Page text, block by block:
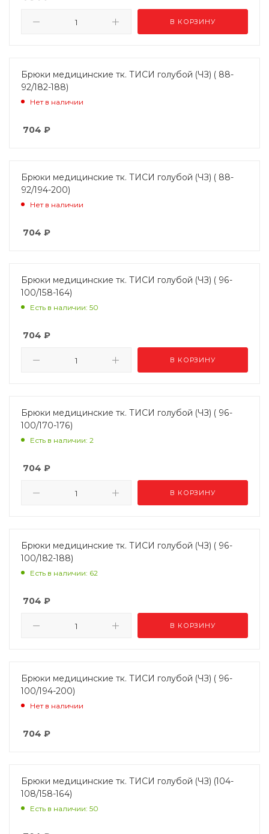
В КОРЗИНУ
Брюки медицинские тк. ТИСИ голубой (ЧЗ) ( 88-
92/182-188)
Нет в наличии
704 ₽
Брюки медицинские тк. ТИСИ голубой (ЧЗ) ( 88-
92/194-200)
Нет в наличии
704 ₽
Брюки медицинские тк. ТИСИ голубой (ЧЗ) ( 96-
100/158-164)
Есть в наличии: 50
704 ₽
В КОРЗИНУ
Брюки медицинские тк. ТИСИ голубой (ЧЗ) ( 96-
100/170-176)
Есть в наличии: 2
704 ₽
В КОРЗИНУ
Брюки медицинские тк. ТИСИ голубой (ЧЗ) ( 96-
100/182-188)
Есть в наличии: 62
704 ₽
В КОРЗИНУ
Брюки медицинские тк. ТИСИ голубой (ЧЗ) ( 96-
100/194-200)
Нет в наличии
704 ₽
Брюки медицинские тк. ТИСИ голубой (ЧЗ) (104-
108/158-164)
Есть в наличии: 50